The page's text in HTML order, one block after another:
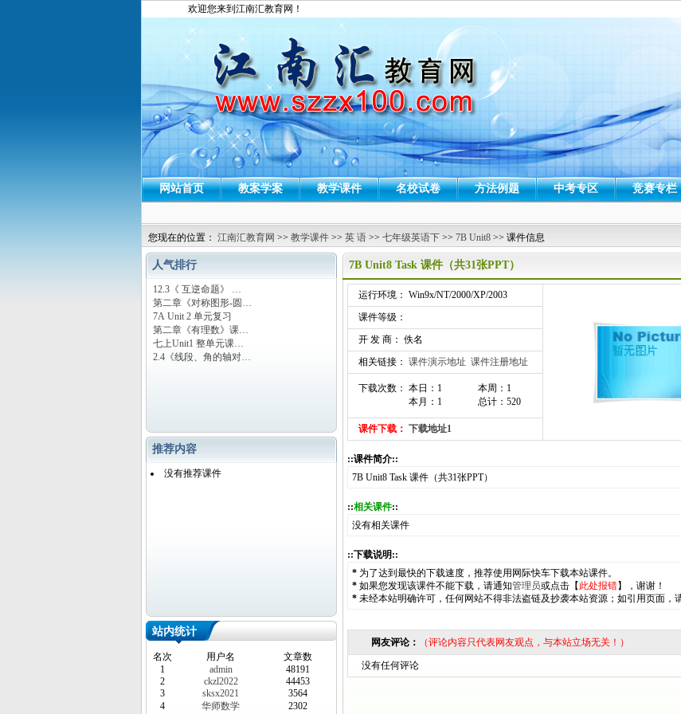
欢迎您来到江南汇教育网！
网站首页 教案学案 教学课件 名校试卷 方法例题 中考专区 竞赛专栏
您现在的位置： 江南汇教育网 >> 教学课件 >> 英 语 >> 七年级英语下 >> 7B Unit8 >> 课件信息
人气排行
12.3《 互逆命题》 …
第二章《对称图形-圆…
7A Unit 2 单元复习
第二章《有理数》课…
七上Unit1 整单元课…
2.4《线段、角的轴对…
推荐内容
没有推荐课件
站内统计
名次 用户名
文章数
1
admin
48191
2
ckzl2022
44453
3
sksx2021
3564
4
华师数学
2302
7B Unit8 Task 课件（共31张PPT）
运行环境： Win9x/NT/2000/XP/2003
课件等级：
开 发 商： 佚名
相关链接： 课件演示地址 课件注册地址
下载次数： 本日：1
本月：1
本周：1
总计：520
课件下载： 下载地址1
::课件简介::
7B Unit8 Task 课件（共31张PPT）
::相关课件::
没有相关课件
::下载说明::
* 为了达到最快的下载速度，推荐使用网际快车下载本站课件。
* 如果您发现该课件不能下载，请通知管理员或点击【 此处报错】，谢谢！
* 未经本站明确许可，任何网站不得非法盗链及抄袭本站资源；如引用页面，
网友评论： （评论内容只代表网友观点，与本站立场无关！）
没有任何评论